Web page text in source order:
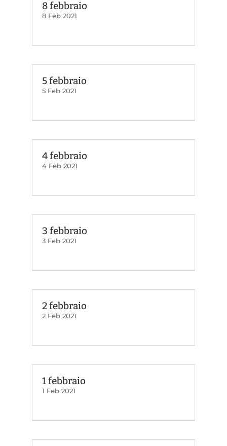
8 febbraio
8 Feb 2021
5 febbraio
5 Feb 2021
4 febbraio
4 Feb 2021
3 febbraio
3 Feb 2021
2 febbraio
2 Feb 2021
1 febbraio
1 Feb 2021